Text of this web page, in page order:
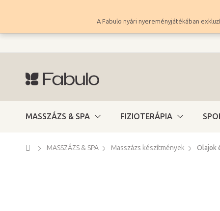
tartalomhoz
A Fabulo nyári nyereményjátékában
MASSZÁZS & SPA FIZIOTERÁPIA
Kezdőlap
MASSZÁZS & SPA Masszázs készítmények Olajok